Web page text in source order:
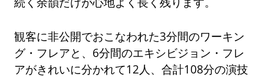
観客に非公開でおこなわれた3分間のワーキン
グ・フレアと、6分間のエキシビジョン・フレ
アがきれいに分かれて12人、合計108分の演技